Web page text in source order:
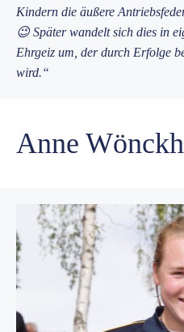
Kindern die äußere
😉 Später wandelt sich dies in
Ehrgeiz um, der durch Erfolge
wird.“
Anne